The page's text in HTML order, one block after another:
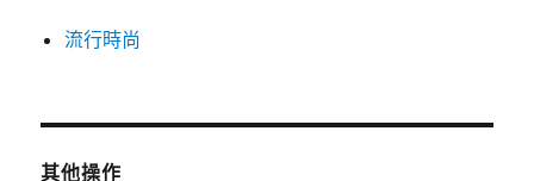
流行時尚
其他操作